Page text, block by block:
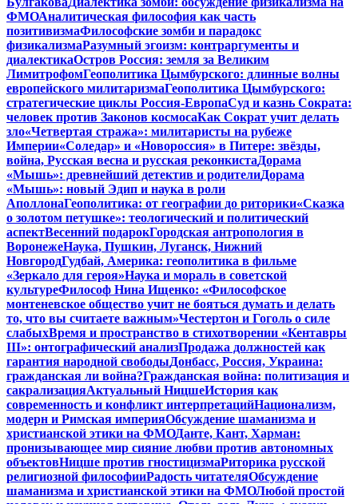
ФМОАналитическая философия как часть
позитивизмаФилософские зомби и парадокс
физикализмаРазумный эгоизм: контраргументы и
диалектикаОстров Россия: земля за Великим
ЛимитрофомГеополитика Цымбурского: длинные волны
европейского милитаризмаГеополитика Цымбурского:
стратегические циклы Россия-ЕвропаСуд и казнь Сократа:
человек против Законов космосаКак Сократ учит делать
зло«Четвертая стража»: милитаристы на рубеже
Империи«Соледар» и «Новороссия» в Питере: звёзды,
война, Русская весна и русская реконкистаДорама
«Мышь»: древнейший детектив и родителиДорама
«Мышь»: новый Эдип и наука в роли
АполлонаГеополитика: от географии до риторики«Сказка
о золотом петушке»: теологический и политический
аспектВесенний подарокГородская антропология в
ВоронежеНаука, Пушкин, Луганск, Нижний
НовгородГудбай, Америка: геополитика в фильме
«Зеркало для героя»Наука и мораль в советской
культуреФилософ Нина Ищенко: «Философское
монтеневское общество учит не бояться думать и делать
то, что вы считаете важным»Честертон и Гоголь о силе
слабыхВремя и пространство в стихотворении «Кентавры
III»: онтографический анализПродажа должностей как
гарантия народной свободыДонбасс, Россия, Украина:
гражданская ли война?Гражданская война: политизация и
сакрализацияАктуальный НицшеИстория как
современность и конфликт интерпретацийНационализм,
модерн и Римская империяОбсуждение шаманизма и
христианской этики на ФМОДанте, Кант, Харман:
пронизывающее мир сияние любви против автономных
объектовНицше против гностицизмаРиторика русской
религиозной философииРадость читателяОбсуждение
шаманизма и христианской этики на ФМОЛюбой простой